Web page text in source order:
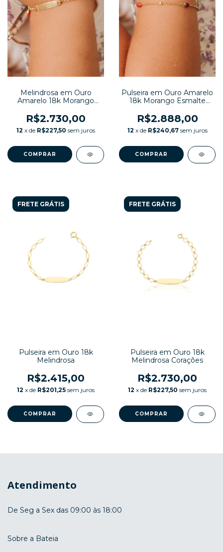
Melindrosa em Ouro
Amarelo 18k Morango
R$2.730,00
12 x de R$227,50 sem juros
COMPRAR
Pulseira em Ouro Amarelo
18k Morango Esmalte
R$2.888,00
12 x de R$240,67 sem juros
COMPRAR
FRETE GRÁTIS
Pulseira em Ouro 18k
Melindrosa
R$2.415,00
12 x de R$201,25 sem juros
COMPRAR
FRETE GRÁTIS
Pulseira em Ouro 18k
Melindrosa Corações
R$2.730,00
12 x de R$227,50 sem juros
COMPRAR
Atendimento
De Seg a Sex das 09:00 às 18:00
Sobre a Bateia